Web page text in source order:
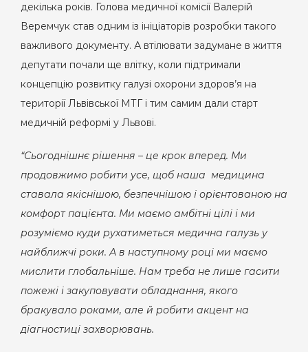
декілька років. Голова медичної комісії Валерій
Веремчук став одним із ініціаторів розробки такого
важливого документу. А втілювати задумане в життя
депутати почали ще влітку, коли підтримали
концепцію розвитку галузі охорони здоров’я на
території Львівської МТГ і тим самим дали старт
медичній реформі у Львові.
“Сьогоднішнє рішення – це крок вперед. Ми
продовжимо робити усе, щоб наша медицина
ставала якіснішою, безпечнішою і орієнтованою на
комфорт пацієнта. Ми маємо амбітні цілі і ми
розуміємо куди рухатиметься медична галузь у
найближчі роки. А в наступному році ми маємо
мислити глобальніше. Нам треба не лише гасити
пожежі і закуповувати обладнання, якого
бракувало роками, але й робити акцент на
діагностиці захворювань.